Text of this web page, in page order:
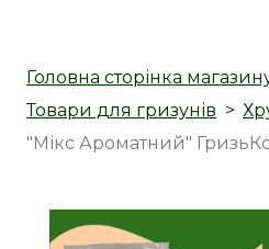
Головна сторінка
Товари для гризунів
"Мікс Ароматний"